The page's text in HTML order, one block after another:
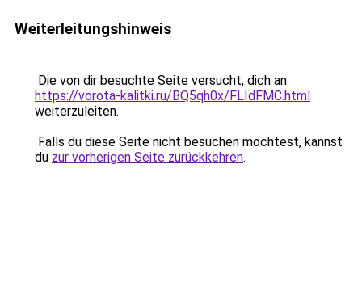
Weiterleitungshinweis
Die von dir besuchte Seite versucht, dich an
https://vorota-kalitki.ru/BQ5qh0x/FLIdFMC.html
weiterzuleiten.
Falls du diese Seite nicht besuchen möchtest, kannst
du zur vorherigen Seite zurückkehren.